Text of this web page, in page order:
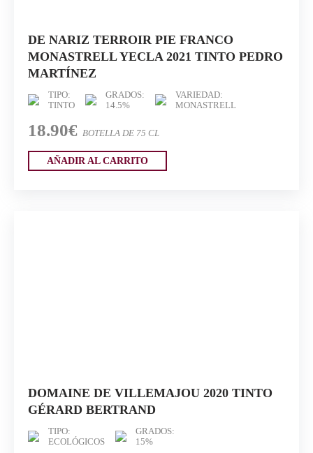
DE NARIZ TERROIR PIE FRANCO
MONASTRELL YECLA 2021 TINTO PEDRO
MARTÍNEZ
TIPO:
TINTO
GRADOS:
14.5%
VARIEDAD:
MONASTRELL
18.90€ BOTELLA DE 75 CL
AÑADIR AL CARRITO
DOMAINE DE VILLEMAJOU 2020 TINTO
GÉRARD BERTRAND
TIPO:
ECOLÓGICOS
GRADOS:
15%